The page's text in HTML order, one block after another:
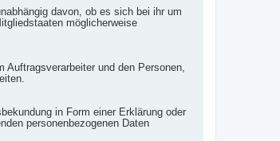
davon, ob es sich bei ihr um
möglicherweise
und den Personen,
in Form einer Erklärung oder
personenbezogenen Daten